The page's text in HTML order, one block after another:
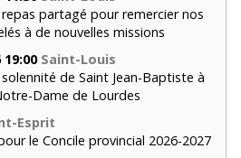
partagé pour remercier nos
à de nouvelles missions
19:00 Saint-Louis
de Saint Jean-Baptiste à
Dame de Lourdes
Esprit
le Concile provincial 2026-2027